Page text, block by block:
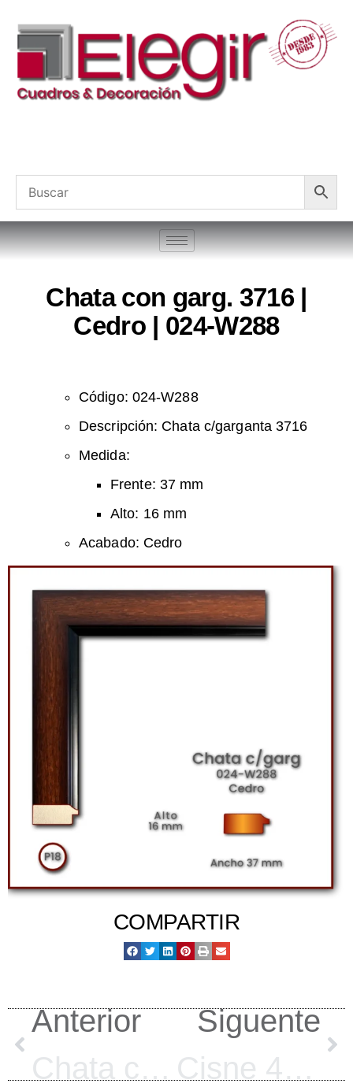
Chata con garg. 3716 |
Cedro | 024-W288
Código: 024-W288
Descripción: Chata c/garganta 3716
Medida:
Frente: 37 mm
Alto: 16 mm
Acabado: Cedro
COMPARTIR
Anterior
Chata con garg. 3716 | Plateado | 024-1359H
Siguente
Cisne 45 | Plateado | 133-11348